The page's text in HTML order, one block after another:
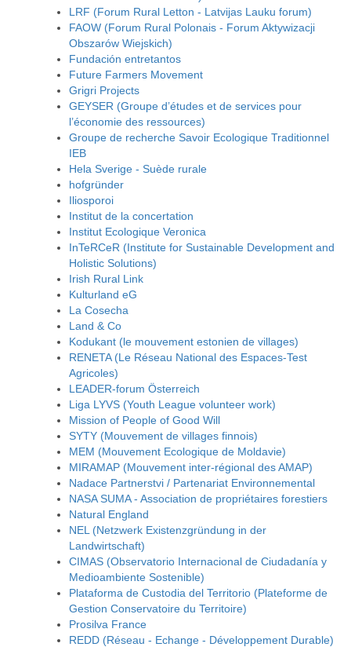
LRF (Forum Rural Letton - Latvijas Lauku forum)
FAOW (Forum Rural Polonais - Forum Aktywizacji
Obszarów Wiejskich)
Fundación entretantos
Future Farmers Movement
Grigri Projects
GEYSER (Groupe d’études et de services pour
l’économie des ressources)
Groupe de recherche Savoir Ecologique Traditionnel
IEB
Hela Sverige - Suède rurale
hofgründer
Iliosporoi
Institut de la concertation
Institut Ecologique Veronica
InTeRCeR (Institute for Sustainable Development and
Holistic Solutions)
Irish Rural Link
Kulturland eG
La Cosecha
Land & Co
Kodukant (le mouvement estonien de villages)
RENETA (Le Réseau National des Espaces-Test
Agricoles)
LEADER-forum Österreich
Liga LYVS (Youth League volunteer work)
Mission of People of Good Will
SYTY (Mouvement de villages finnois)
MEM (Mouvement Ecologique de Moldavie)
MIRAMAP (Mouvement inter-régional des AMAP)
Nadace Partnerstvi / Partenariat Environnemental
NASA SUMA - Association de propriétaires forestiers
Natural England
NEL (Netzwerk Existenzgründung in der
Landwirtschaft)
CIMAS (Observatorio Internacional de Ciudadanía y
Medioambiente Sostenible)
Plataforma de Custodia del Territorio (Plateforme de
Gestion Conservatoire du Territoire)
Prosilva France
REDD (Réseau - Echange - Développement Durable)